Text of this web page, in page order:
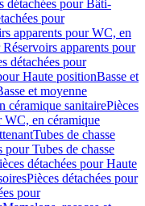
détachées pour Bâti-
pour
apparents pour WC, en
apparents pour
détachées pour
Haute positionBasse et
et moyenne
céramique sanitairePièces
WC, en céramique
Tubes de chasse
pour Tubes de chasse
détachées pour Haute
Pièces détachées pour
pour